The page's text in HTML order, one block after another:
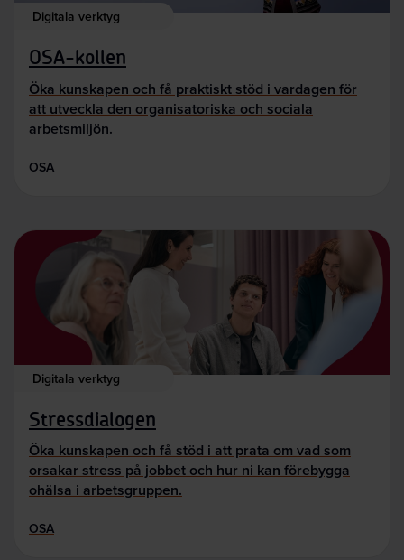
Digitala verktyg
OSA-kollen
Öka kunskapen och få praktiskt stöd i vardagen för
att utveckla den organisatoriska och sociala
arbetsmiljön.
OSA
Digitala verktyg
Stressdialogen
Öka kunskapen och få stöd i att prata om vad som
orsakar stress på jobbet och hur ni kan förebygga
ohälsa i arbetsgruppen.
OSA